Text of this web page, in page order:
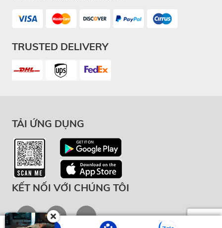
TRUSTED DELIVERY
TẢI ỨNG DỤNG
KẾT NỐI VỚI CHÚNG TÔI